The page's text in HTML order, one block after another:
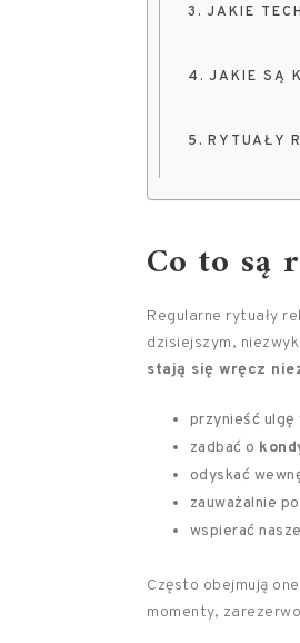
JAKIE
JAKIE SĄ
RYTUAŁY
Co to są
Regularne rytuały
dzisiejszym,
stają się wręcz
przynieść ulgę
zadbać o
odyskać
zauważalnie
wspierać
Często obejmują
momenty,